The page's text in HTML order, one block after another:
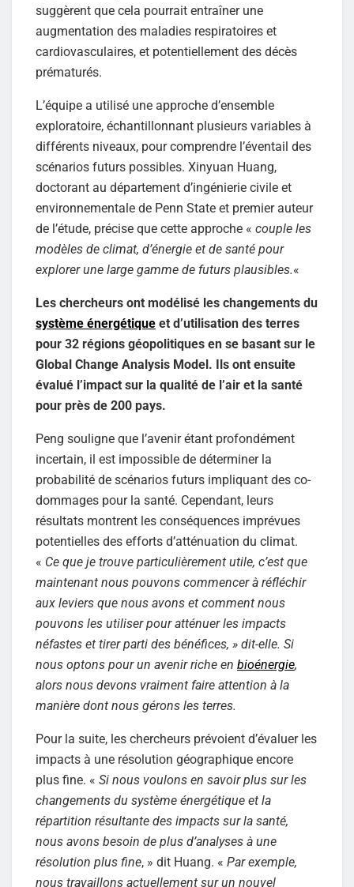
suggèrent que cela pourrait entraîner une
augmentation des maladies respiratoires et
cardiovasculaires, et potentiellement des décès
prématurés.
L’équipe a utilisé une approche d’ensemble
exploratoire, échantillonnant plusieurs variables à
différents niveaux, pour comprendre l’éventail des
scénarios futurs possibles. Xinyuan Huang,
doctorant au département d’ingénierie civile et
environnementale de Penn State et premier auteur
de l’étude, précise que cette approche « couple les
modèles de climat, d’énergie et de santé pour
explorer une large gamme de futurs plausibles.«
Les chercheurs ont modélisé les changements du
système énergétique et d’utilisation des terres
pour 32 régions géopolitiques en se basant sur le
Global Change Analysis Model. Ils ont ensuite
évalué l’impact sur la qualité de l’air et la santé
pour près de 200 pays.
Peng souligne que l’avenir étant profondément
incertain, il est impossible de déterminer la
probabilité de scénarios futurs impliquant des co-
dommages pour la santé. Cependant, leurs
résultats montrent les conséquences imprévues
potentielles des efforts d’atténuation du climat.
« Ce que je trouve particulièrement utile, c’est que
maintenant nous pouvons commencer à réfléchir
aux leviers que nous avons et comment nous
pouvons les utiliser pour atténuer les impacts
néfastes et tirer parti des bénéfices, » dit-elle. Si
nous optons pour un avenir riche en bioénergie,
alors nous devons vraiment faire attention à la
manière dont nous gérons les terres.
Pour la suite, les chercheurs prévoient d’évaluer les
impacts à une résolution géographique encore
plus fine. « Si nous voulons en savoir plus sur les
changements du système énergétique et la
répartition résultante des impacts sur la santé,
nous avons besoin de plus d’analyses à une
résolution plus fine, » dit Huang. « Par exemple,
nous travaillons actuellement sur un nouvel